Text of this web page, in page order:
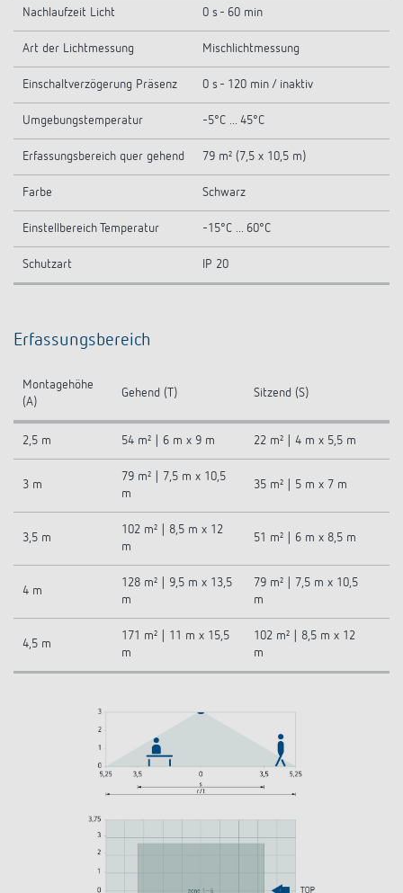
Nachlaufzeit Licht 0 s - 60 min
Art der Lichtmessung Mischlichtmessung
Einschaltverzögerung Präsenz 0 s - 120 min / inaktiv
Umgebungstemperatur -5°C ... 45°C
Erfassungsbereich quer gehend 79 m² (7,5 x 10,5 m)
Farbe Schwarz
Einstellbereich Temperatur -15°C ... 60°C
Schutzart IP 20
Erfassungsbereich
Montagehöhe
(A)
Gehend (T) Sitzend (S)
2,5 m 54 m² | 6 m x 9 m 22 m² | 4 m x 5,5 m
3 m
79 m² | 7,5 m x 10,5
m
35 m² | 5 m x 7 m
3,5 m
102 m² | 8,5 m x 12
m
51 m² | 6 m x 8,5 m
4 m
128 m² | 9,5 m x 13,5
m
79 m² | 7,5 m x 10,5
m
4,5 m
171 m² | 11 m x 15,5
m
102 m² | 8,5 m x 12
m